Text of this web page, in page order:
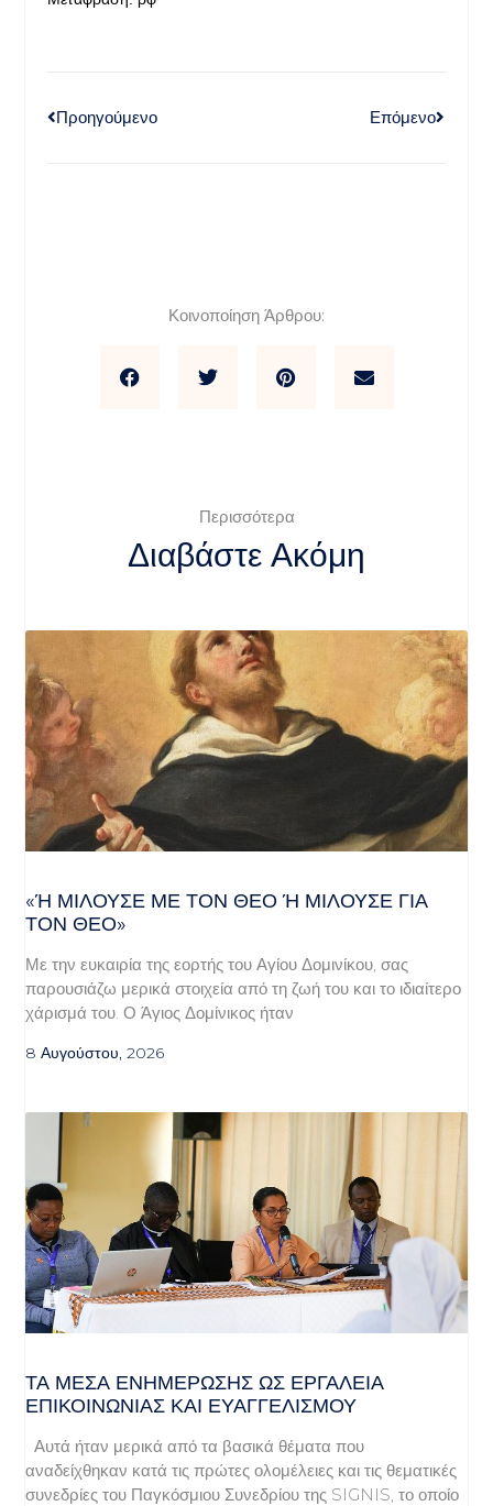
Προηγούμενο Επόμενο
Κοινοποίηση Άρθρου:
Περισσότερα
Διαβάστε Ακόμη
«Ή ΜΙΛΟΎΣΕ ΜΕ ΤΟΝ ΘΕΌ Ή ΜΙΛΟΎΣΕ ΓΙΑ ΤΟ
Ν ΘΕΌ»
Με την ευκαιρία της εορτής του Αγίου Δομινίκου, σας
παρουσιάζω μερικά στοιχεία από τη ζωή του και το ιδιαίτερο
χάρισμά του. Ο Άγιος Δομίνικος ήταν
8 Αυγούστου, 2026
ΤΑ ΜΈΣΑ ΕΝΗΜΈΡΩΣΗΣ ΩΣ ΕΡΓΑΛΕΊΑ
ΕΠΙΚΟΙΝΩΝΊΑΣ ΚΑΙ ΕΥΑΓΓΕΛΙΣΜΟΎ
Αυτά ήταν μερικά από τα βασικά θέματα που
αναδείχθηκαν κατά τις πρώτες ολομέλειες και τις θεματικές
συνεδρίες του Παγκόσμιου Συνεδρίου της SIGNIS, το οποίο